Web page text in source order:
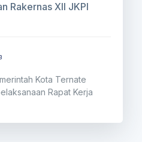
Rakernas XII JKPI
Kota Ternate
Rapat Kerja